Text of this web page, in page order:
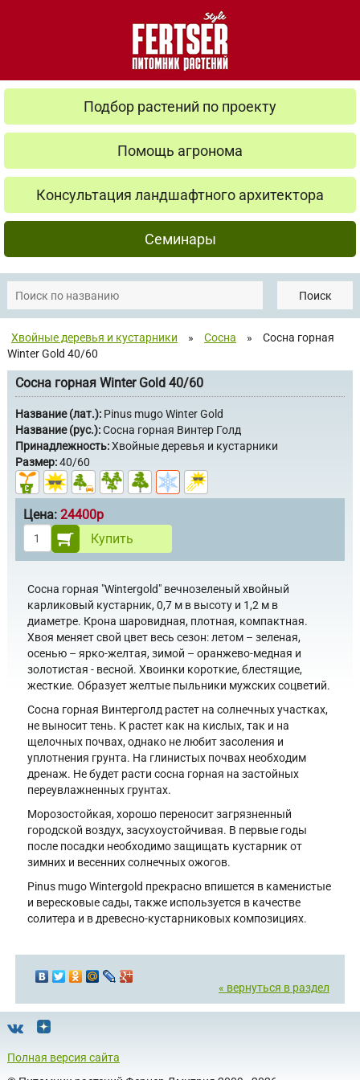
Подбор растений по проекту
Помощь агронома
Консультация ландшафтного архитектора
Семинары
Поиск
Хвойные деревья и кустарники » Сосна »
Сосна горная
Winter Gold 40/60
Сосна горная Winter Gold 40/60
Название (лат.): Pinus mugo Winter Gold
Название (рус.):Сосна горная Винтер Голд
Принадлежность:Хвойные деревья и кустарники
Размер:40/60
Цена: 24400р
Купить
Сосна горная "Wintergold" вечнозеленый хвойный
карликовый кустарник, 0,7 м в высоту и 1,2 м в
диаметре. Крона шаровидная, плотная, компактная.
Хвоя меняет свой цвет весь сезон: летом – зеленая,
осенью – ярко-желтая, зимой – оранжево-медная и
золотистая - весной. Хвоинки короткие, блестящие,
жесткие. Образует желтые пыльники мужских соцветий.
Сосна горная Винтерголд растет на солнечных участках,
не выносит тень. К растет как на кислых, так и на
щелочных почвах, однако не любит засоления и
уплотнения грунта. На глинистых почвах необходим
дренаж. Не будет расти сосна горная на застойных
переувлажненных грунтах.
Морозостойкая, хорошо переносит загрязненный
городской воздух, засухоустойчивая. В первые годы
после посадки необходимо защищать кустарник от
зимних и весенних солнечных ожогов.
Pinus mugo Wintergold прекрасно впишется в каменистые
и вересковые сады, также используется в качестве
солитера и в древесно-кустарниковых композициях.
« вернуться в раздел
Полная версия сайта